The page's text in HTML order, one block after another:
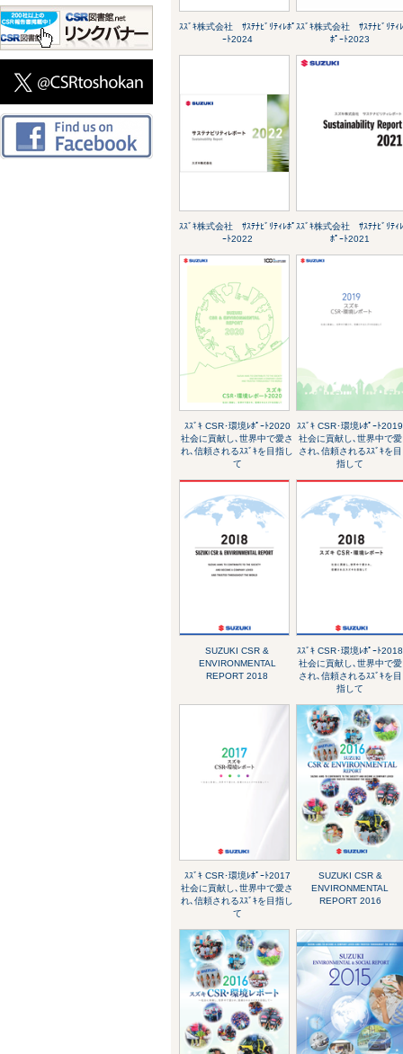
ｽｽﾞｷ株式会社 ｻｽﾃﾅﾋﾞﾘﾃｨﾚﾎﾟ
ｰﾄ2024
ｽｽﾞｷ株式会社 ｻｽﾃﾅﾋﾞﾘﾃｨ
ﾎﾟｰﾄ2023
ｽｽﾞｷ株式会社 ｻｽﾃﾅﾋﾞﾘﾃｨﾚﾎﾟ
ｰﾄ2022
ｽｽﾞｷ株式会社 ｻｽﾃﾅﾋﾞﾘﾃｨ
ﾎﾟｰﾄ2021
ｽｽﾞｷ CSR･環境ﾚﾎﾟｰﾄ2020
社会に貢献し､世界中で愛さ
れ､信頼されるｽｽﾞｷを目指し
て
ｽｽﾞｷ CSR･環境ﾚﾎﾟｰﾄ2019
社会に貢献し､世界中で愛
され､信頼されるｽｽﾞｷを目
指して
SUZUKI CSR &
ENVIRONMENTAL
REPORT 2018
ｽｽﾞｷ CSR･環境ﾚﾎﾟｰﾄ2018
社会に貢献し､世界中で愛
され､信頼されるｽｽﾞｷを目
指して
ｽｽﾞｷ CSR･環境ﾚﾎﾟｰﾄ2017
社会に貢献し､世界中で愛さ
れ､信頼されるｽｽﾞｷを目指し
て
SUZUKI CSR &
ENVIRONMENTAL
REPORT 2016